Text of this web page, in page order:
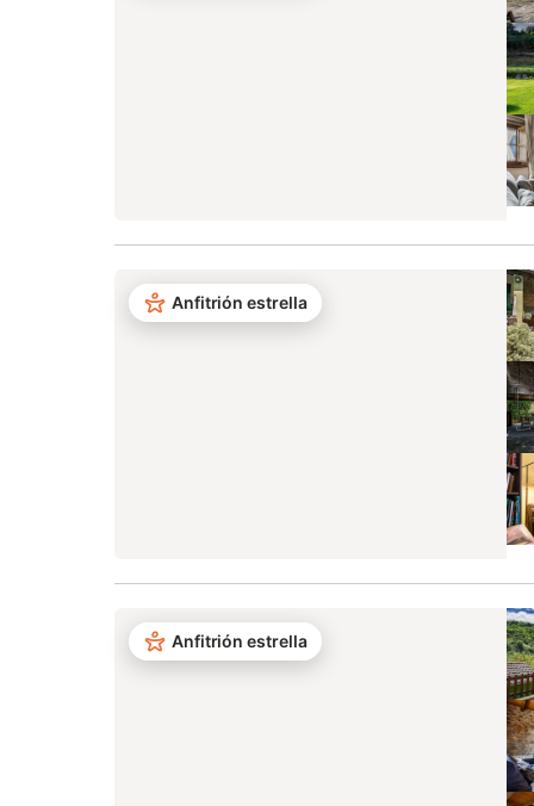
Anfitrión estrella
Anfitrión estrella